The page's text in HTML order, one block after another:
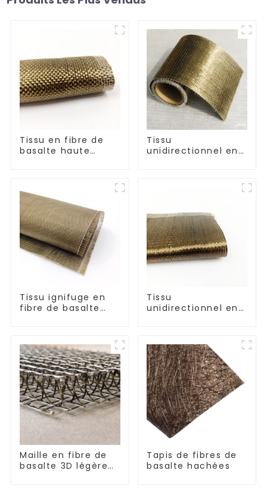
Tissu en fibre de
basalte haute
Tissu
unidirectionnel en
Tissu ignifuge en
fibre de basalte
Tissu
unidirectionnel en
Maille en fibre de
basalte 3D légère
Tapis de fibres de
basalte hachées